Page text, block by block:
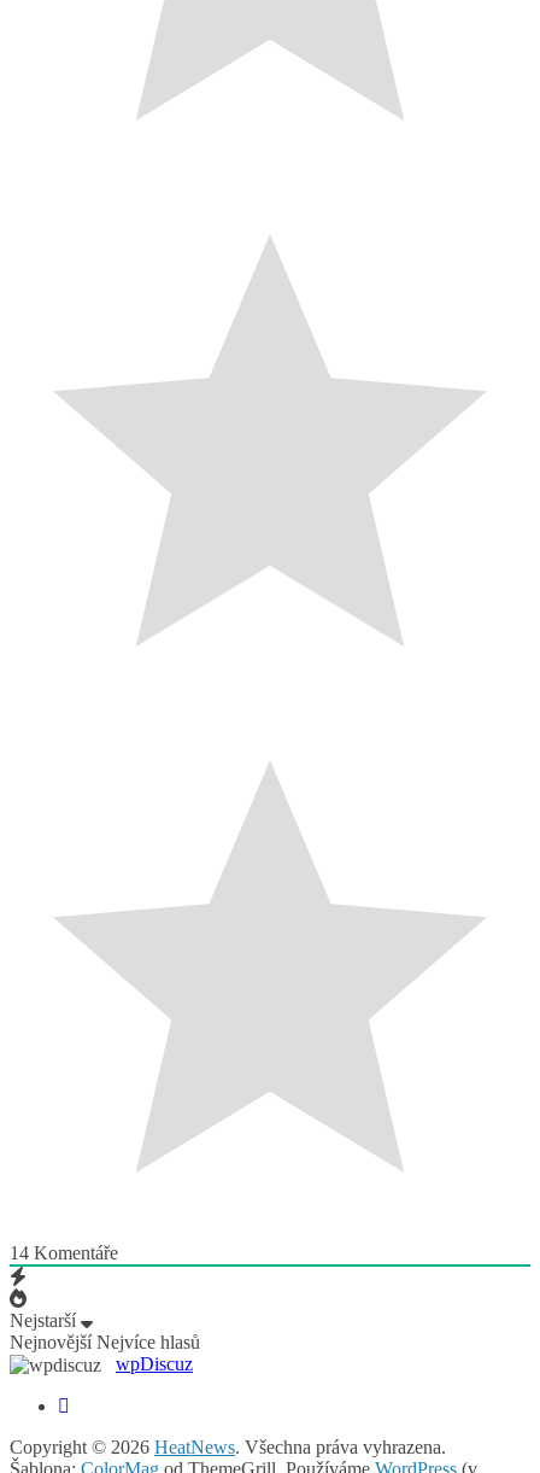
14 Komentáře
Nejstarší
Nejnovější Nejvíce hlasů
wpDiscuz
Copyright © 2026 HeatNews. Všechna práva vyhrazena.